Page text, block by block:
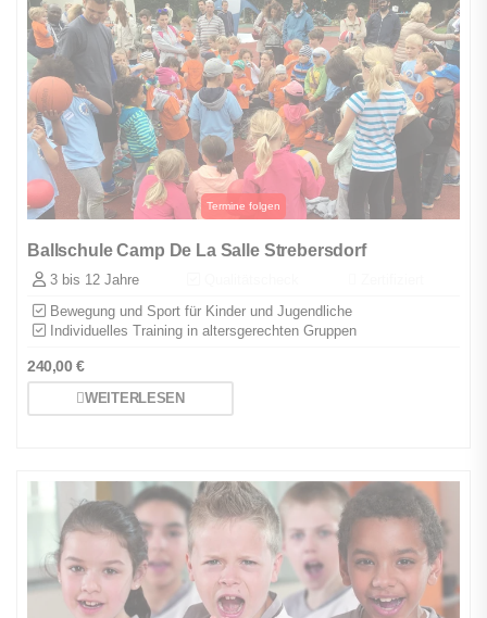
Ballschule Camp De La Salle Strebersdorf
3 bis 12 Jahre
Bewegung und Sport für Kinder und Jugendliche
Individuelles Training in altersgerechten Gruppen
240,00€
WEITERLESEN